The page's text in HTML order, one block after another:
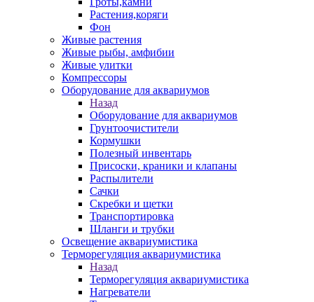
Растения,коряги
Фон
Живые растения
Живые рыбы, амфибии
Живые улитки
Компрессоры
Оборудование для аквариумов
Назад
Оборудование для аквариумов
Грунтоочистители
Кормушки
Полезный инвентарь
Присоски, краники и клапаны
Распылители
Сачки
Скребки и щетки
Транспортировка
Шланги и трубки
Освещение аквариумистика
Терморегуляция аквариумистика
Назад
Терморегуляция аквариумистика
Нагреватели